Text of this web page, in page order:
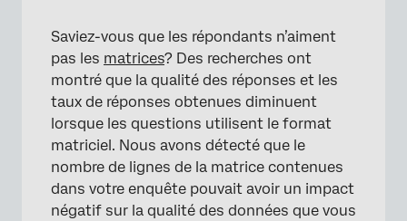
Saviez-vous que les répondants n’aiment
pas les matrices? Des recherches ont
montré que la qualité des réponses et les
taux de réponses obtenues diminuent
lorsque les questions utilisent le format
matriciel. Nous avons détecté que le
nombre de lignes de la matrice contenues
dans votre enquête pouvait avoir un impact
négatif sur la qualité des données que vous